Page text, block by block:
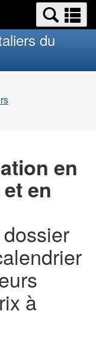
et
du
en
en
à